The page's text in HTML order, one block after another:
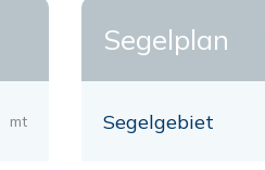
mt
Segelplan
Segelgebiet